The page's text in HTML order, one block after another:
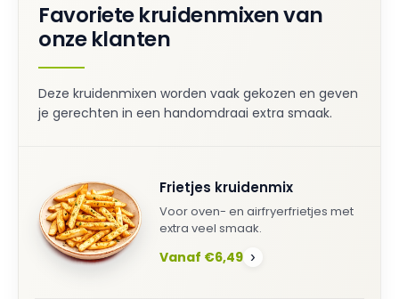
Favoriete kruidenmixen van
onze klanten
Deze kruidenmixen worden vaak gekozen en geven
je gerechten in een handomdraai extra smaak.
Frietjes kruidenmix
Voor oven- en airfryerfrietjes met
extra veel smaak.
Vanaf €6,49 ›